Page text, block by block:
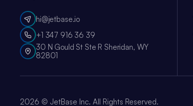
hi@jetbase.io
+1 347 916 36 39
30 N Gould St Ste R Sheridan, WY
82801
2026 © JetBase Inc. All Rights Reserved.